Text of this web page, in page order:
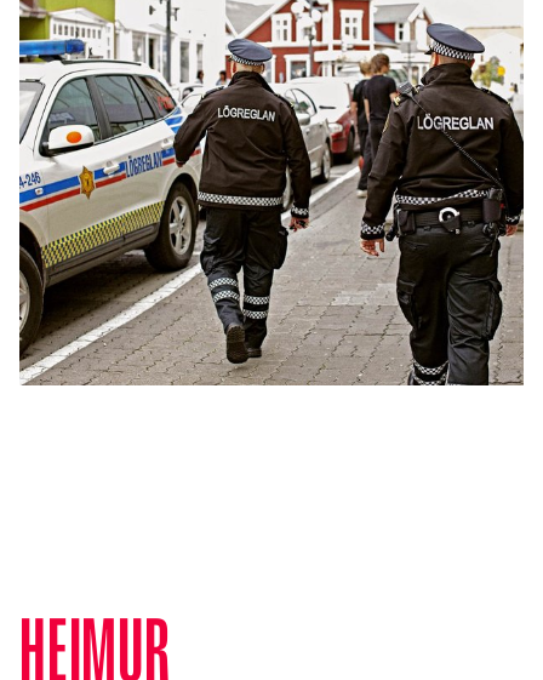
INNLENT
Segir íslensk fyrirtæki tapa milljónum á því að
vera ekki í ESB
HEIMUR